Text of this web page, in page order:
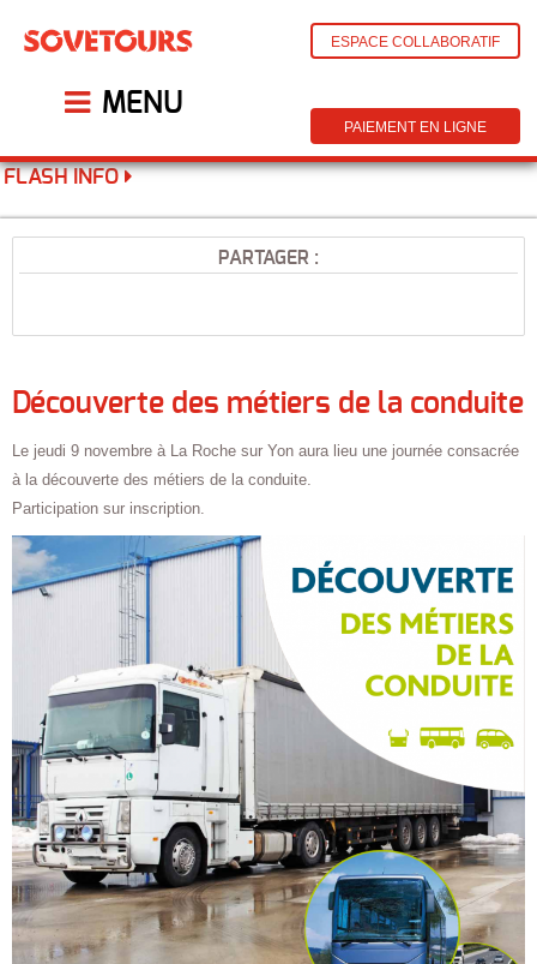
MENU
ESPACE COLLABORATIF
PAIEMENT EN LIGNE
FLASH INFO
PARTAGER :
Découverte des métiers de la conduite
Le jeudi 9 novembre à La Roche sur Yon aura lieu une journée consacrée
à la découverte des métiers de la conduite.
Participation sur inscription.